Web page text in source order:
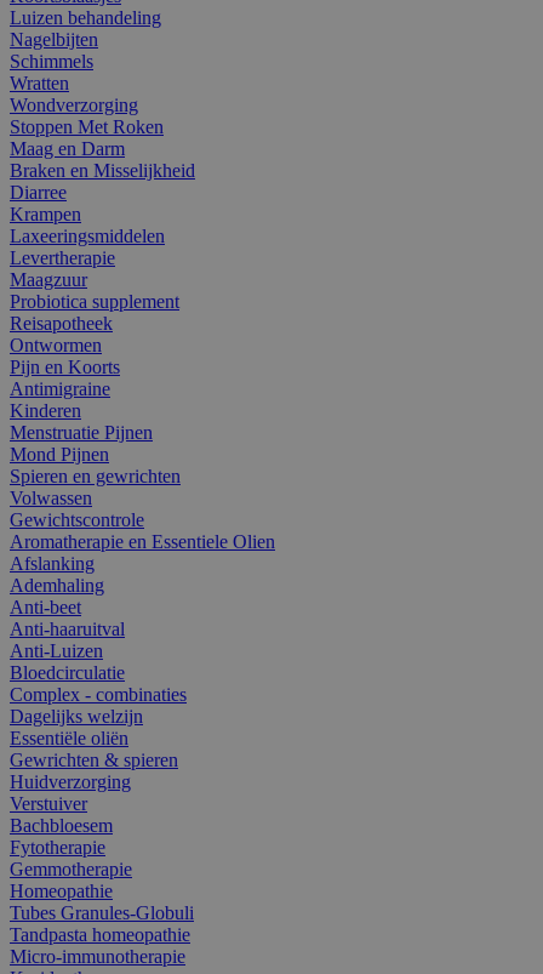
Luizen behandeling
Nagelbijten
Schimmels
Wratten
Wondverzorging
Stoppen Met Roken
Maag en Darm
Braken en Misselijkheid
Diarree
Krampen
Laxeeringsmiddelen
Levertherapie
Maagzuur
Probiotica supplement
Reisapotheek
Ontwormen
Pijn en Koorts
Antimigraine
Kinderen
Menstruatie Pijnen
Mond Pijnen
Spieren en gewrichten
Volwassen
Gewichtscontrole
Aromatherapie en Essentiele Olien
Afslanking
Ademhaling
Anti-beet
Anti-haaruitval
Anti-Luizen
Bloedcirculatie
Complex - combinaties
Dagelijks welzijn
Essentiële oliën
Gewrichten & spieren
Huidverzorging
Verstuiver
Bachbloesem
Fytotherapie
Gemmotherapie
Homeopathie
Tubes Granules-Globuli
Tandpasta homeopathie
Micro-immunotherapie